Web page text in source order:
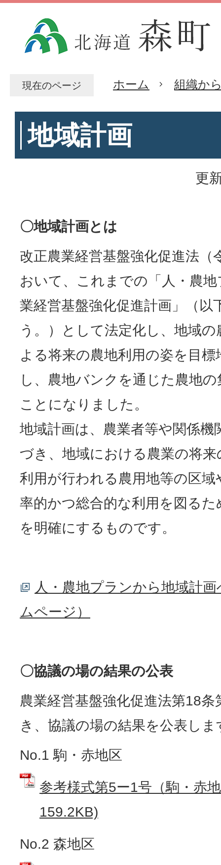
現在のページ ホーム 組織か
地域計画
更
〇地域計画とは
改正農業経営基盤強化促進法（
おいて、これまでの「人・農
業経営基盤強化促進計画」（以
う。）として法定化し、地域
よる将来の農地利用の姿を目
し、農地バンクを通じた農地
ことになりました。
地域計画は、農業者等や関係機
づき、地域における農業の将
利用が行われる農用地等の区
率的かつ総合的な利用を図る
を明確にするものです。
人・農地プランから地域計
ムページ）
〇協議の場の結果の公表
農業経営基盤強化促進法第18
き、協議の場の結果を公表しま
No.1 駒・赤地区
参考様式第5ー1号（駒・赤
159.2KB)
No.2 森地区